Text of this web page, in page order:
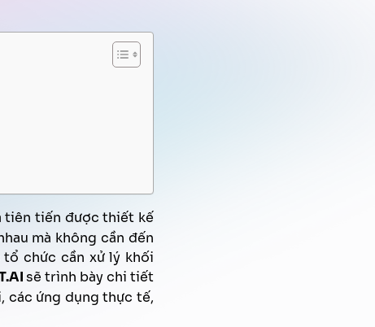
Định danh khách hàng
tiên tiến được thiết kế
mà không cần đến
chức cần xử lý khối
sẽ trình bày chi tiết
các ứng dụng thực tế,